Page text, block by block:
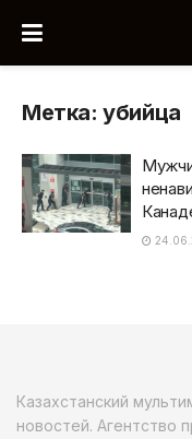
Метка:убийца
Казахстанский
новостей. Агентство